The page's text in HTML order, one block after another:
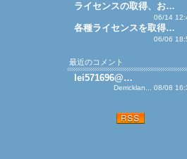
ライセンスの取得、お…
06/14
各種ライセンスを取得…
06/06
最近のコメント
lei571696@…
Derricklan... 08/08